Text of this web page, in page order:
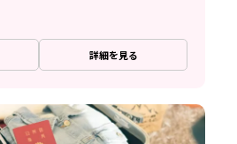
詳細を見る